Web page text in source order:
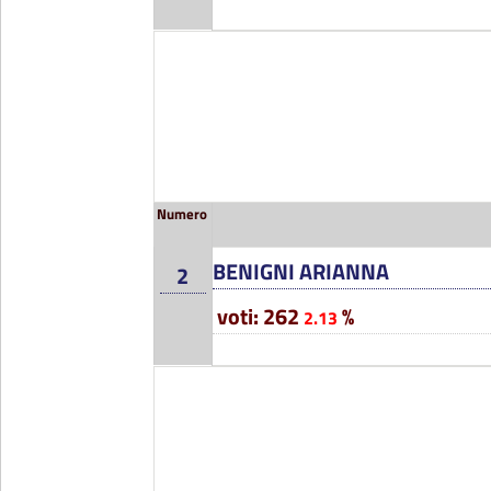
Numero
2
BENIGNI ARIANNA
voti: 262 2.13 %